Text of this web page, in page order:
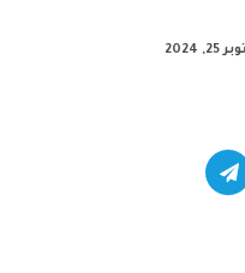
25, 2024